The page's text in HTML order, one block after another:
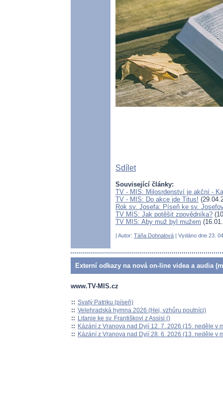
Sdílet
Související články:
TV - MIS: Milosrdenství je akční -
TV - MIS: Do akce jde Titus!
Rok sv. Josefa: Píseň ke sv.
TV MIS: Jak potěšit zpovědníka?
TV MIS: Aby muž byl mužem
| Autor: Táňa Dohnalová | Vydáno dne 23.
Externí odkazy na nová on-line videa a audia
www.TV-MIS.cz
:: Svatý Patriku (píseň)
:: Velehradská hymna 2026 (Hej, vzhůru poutníci)
:: Litanie ke sv. Františkovi z Assisi ()
:: Kázání z Vranova nad Dyjí 12. 7. 2026 (15. neděle v
:: Kázání z Vranova nad Dyjí 28. 6. 2026 (13. neděle v